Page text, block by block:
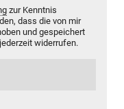
zur Kenntnis
dass die von mir
und gespeichert
widerrufen.